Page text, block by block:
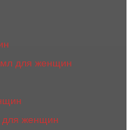
для женщин
женщин